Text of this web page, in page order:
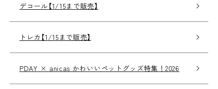
デコール【1/15まで販売】
トレカ【1/15まで販売】
PDAY × anicas かわいいペットグッズ特集！2026